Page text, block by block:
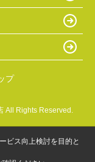
プ
All Rights Reserved.
ビス向上検討を目的と